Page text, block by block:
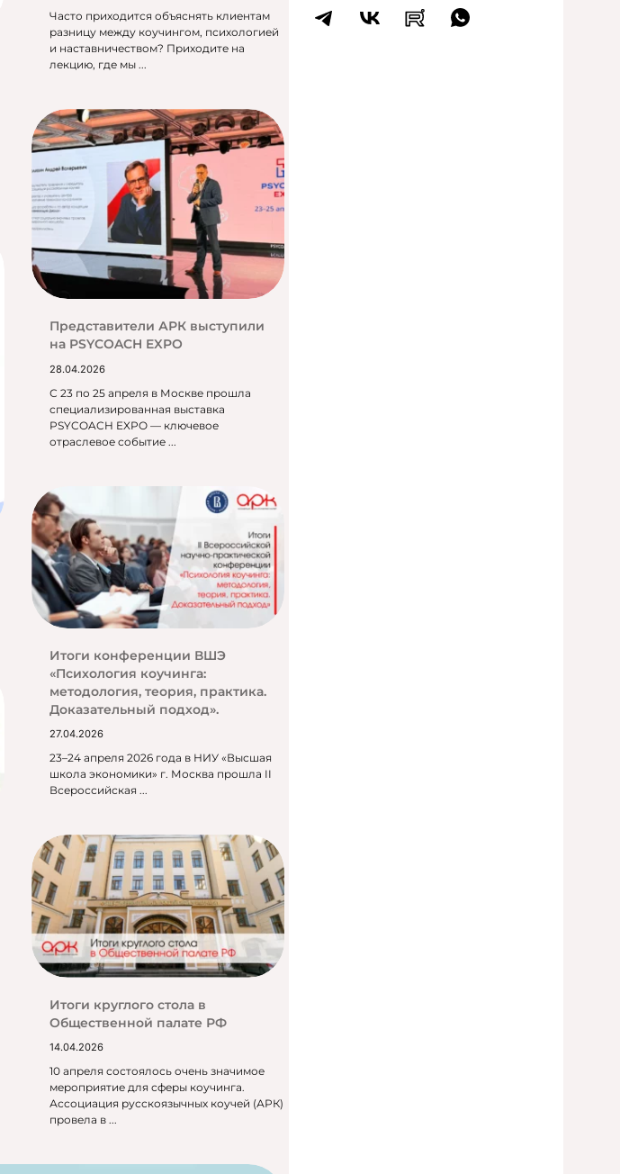
Часто приходится объяснять клиентам
разницу между коучингом, психологией
и наставничеством? Приходите на
лекцию, где мы ...
Представители АРК выступили
на PSYCOACH EXPO
28.04.2026
С 23 по 25 апреля в Москве прошла
специализированная выставка
PSYCOACH EXPO — ключевое
отраслевое событие ...
Итоги конференции ВШЭ
«Психология коучинга:
методология, теория, практика.
Доказательный подход».
27.04.2026
23–24 апреля 2026 года в НИУ «Высшая
школа экономики» г. Москва прошла II
Всероссийская ...
Итоги круглого стола в
Общественной палате РФ
14.04.2026
10 апреля состоялось очень значимое
мероприятие для сферы коучинга.
Ассоциация русскоязычных коучей (АРК)
провела в ...